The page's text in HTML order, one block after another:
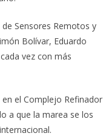
Sensores Remotos y
Bolívar, Eduardo
vez con más
el Complejo Refinador
a que la marea se los